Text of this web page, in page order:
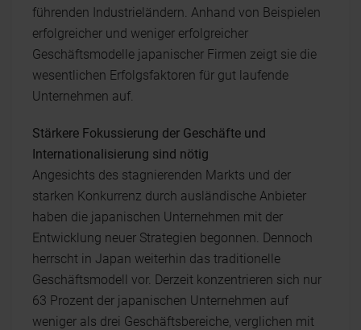
führenden Industrieländern. Anhand von Beispielen
erfolgreicher und weniger erfolgreicher
Geschäftsmodelle japanischer Firmen zeigt sie die
wesentlichen Erfolgsfaktoren für gut laufende
Unternehmen auf.
Stärkere Fokussierung der Geschäfte und
Internationalisierung sind nötig
Angesichts des stagnierenden Markts und der
starken Konkurrenz durch ausländische Anbieter
haben die japanischen Unternehmen mit der
Entwicklung neuer Strategien begonnen. Dennoch
herrscht in Japan weiterhin das traditionelle
Geschäftsmodell vor. Derzeit konzentrieren sich nur
63 Prozent der japanischen Unternehmen auf
weniger als drei Geschäftsbereiche, verglichen mit